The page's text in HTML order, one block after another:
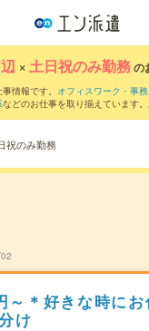
×土日祝のみ勤務の
情報です。 オフィスワーク・事
などのお仕事を取り揃えています
祝のみ勤務
～＊好きな時にお
け